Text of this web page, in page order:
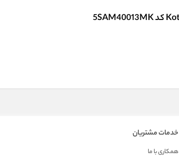
خدمات مشتریان
همکاری با ما